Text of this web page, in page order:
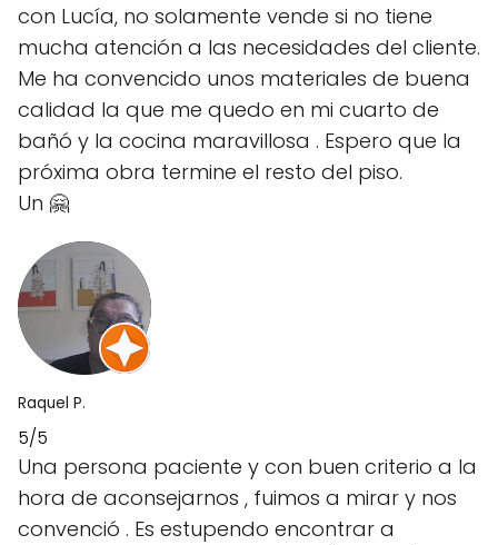
con Lucía, no solamente vende si no tiene
mucha atención a las necesidades del cliente.
Me ha convencido unos materiales de buena
calidad la que me quedo en mi cuarto de
bañó y la cocina maravillosa . Espero que la
próxima obra termine el resto del piso.
Un 🤗
Raquel P.
5/5
Una persona paciente y con buen criterio a la
hora de aconsejarnos , fuimos a mirar y nos
convenció . Es estupendo encontrar a